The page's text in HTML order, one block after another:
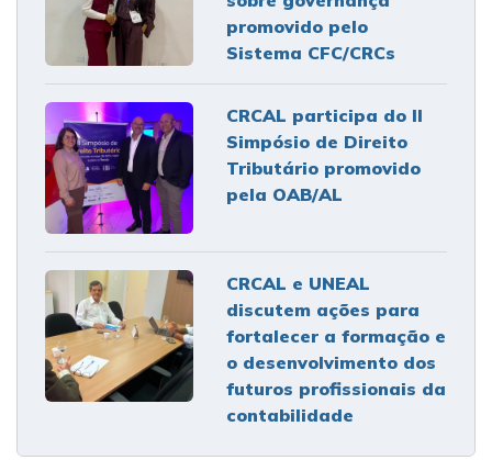
promovido pelo
Sistema CFC/CRCs
CRCAL participa do II
Simpósio de Direito
Tributário promovido
pela OAB/AL
CRCAL e UNEAL
discutem ações para
fortalecer a formação e
o desenvolvimento dos
futuros profissionais da
contabilidade